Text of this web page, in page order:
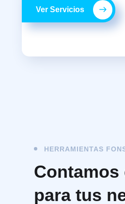
Ver Servicios
HERRAMIENTAS
Contamos
para tus